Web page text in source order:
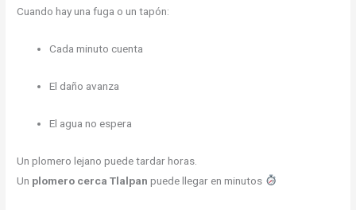
Cuando hay una fuga o un tapón:
Cada minuto cuenta
El daño avanza
El agua no espera
Un plomero lejano puede tardar horas.
Un plomero cerca Tlalpan puede llegar en minutos